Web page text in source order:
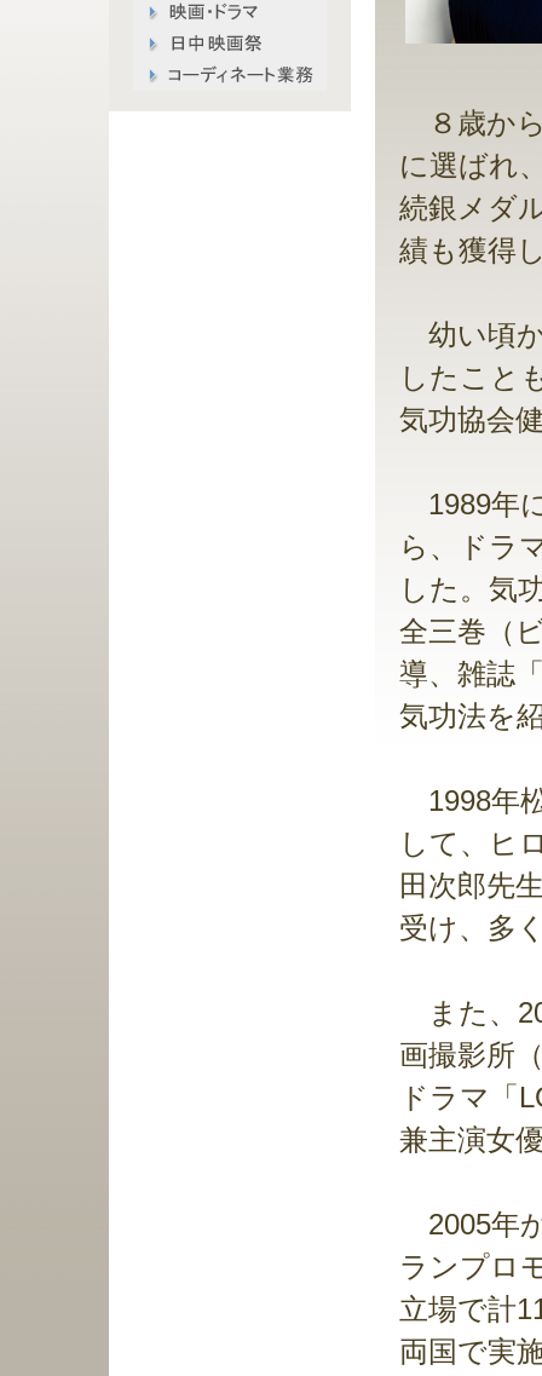
８歳か
に選ばれ
続銀メダ
績も獲得
幼い頃
したこと
気功協会
1989年
ら、ドラ
した。気
全三巻（
導、雑誌
気功法を
1998年
して、ヒ
田次郎先
受け、多
また、
画撮影所
ドラマ「
兼主演女
2005年
ランプロ
立場で計
両国で実